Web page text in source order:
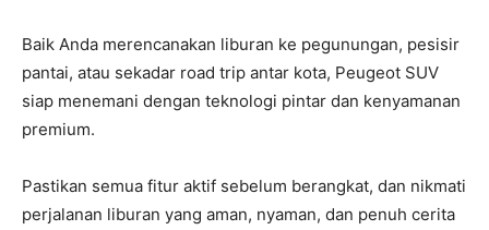
Baik Anda merencanakan liburan ke pegunungan, pesisir
pantai, atau sekadar road trip antar kota, Peugeot SUV
siap menemani dengan teknologi pintar dan kenyamanan
premium.
Pastikan semua fitur aktif sebelum berangkat, dan nikmati
perjalanan liburan yang aman, nyaman, dan penuh cerita